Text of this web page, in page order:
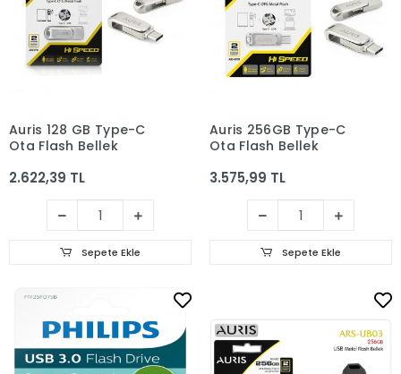
Auris 128 GB Type-C
Otg Flash Bellek
2.622,39 TL
Sepete Ekle
Auris 256GB Type-C
Otg Flash Bellek
3.575,99 TL
Sepete Ekle